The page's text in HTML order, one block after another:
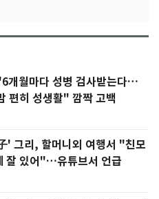
개월마다 성병 검사받는다…
편히 성생활" 깜짝 고백
' 그리, 할머니외 여행서 "친모
잘 있어"…유튜브서 언급